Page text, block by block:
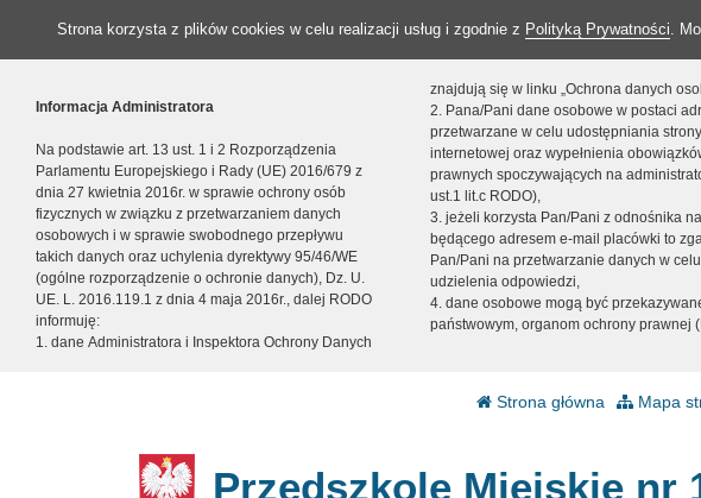
Strona korzysta z plików cookies w celu realizacji usług i zgodnie z Polityką Prywatności.
Informacja Administratora
Na podstawie art. 13 ust. 1 i 2 Rozporządzenia
Parlamentu Europejskiego i Rady (UE) 2016/679 z
dnia 27 kwietnia 2016r. w sprawie ochrony osób
fizycznych w związku z przetwarzaniem danych
osobowych i w sprawie swobodnego przepływu
takich danych oraz uchylenia dyrektywy 95/46/WE
(ogólne rozporządzenie o ochronie danych), Dz. U.
UE. L. 2016.119.1 z dnia 4 maja 2016r., dalej RODO
informuję:
1. dane Administratora i Inspektora Ochrony Danych
znajdują się w linku „Ochrona danych
2. Pana/Pani dane osobowe w postaci
przetwarzane w celu udostępniania strony
internetowej oraz wypełnienia
prawnych spoczywających na
ust.1 lit.c RODO),
3. jeżeli korzysta Pan/Pani z odnośnika
będącego adresem e-mail placówki to
Pan/Pani na przetwarzanie danych w celu
udzielenia odpowiedzi,
4. dane osobowe mogą być
państwowym, organom ochrony prawnej
Strona główna Mapa
Przedszkole Miejskie nr